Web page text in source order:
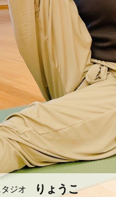
ジオ りょうこ